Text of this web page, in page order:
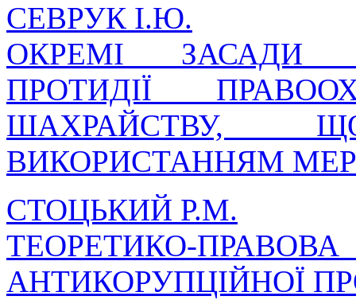
СЕВРУК І.Ю.
ОКРЕМІ ЗАСАДИ
ПРОТИДІЇ
ШАХРАЙСТВУ,
ВИКОРИСТАННЯМ
СТОЦЬКИЙ Р.М.
ТЕОРЕТИКО-
АНТИКОРУПЦІЙНОЇ